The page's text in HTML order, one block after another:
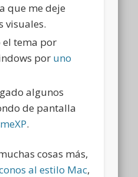
que me deje
visuales.
tema por
por uno
algunos
de pantalla
.
cosas más,
al estilo Mac,